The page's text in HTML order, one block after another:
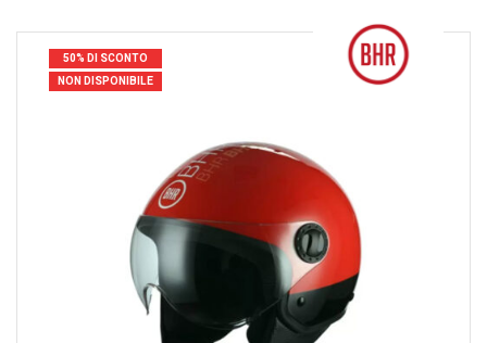
50% DI SCONTO
NON DISPONIBILE